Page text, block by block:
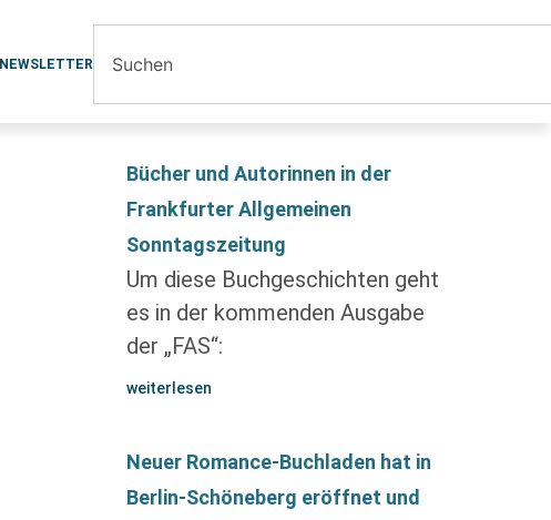
NEWSLETTER
Bücher und Autorinnen in der
Frankfurter Allgemeinen
Sonntagszeitung
Um diese Buchgeschichten geht
es in der kommenden Ausgabe
der „FAS“:
weiterlesen
Neuer Romance-Buchladen hat in
Berlin-Schöneberg eröffnet und